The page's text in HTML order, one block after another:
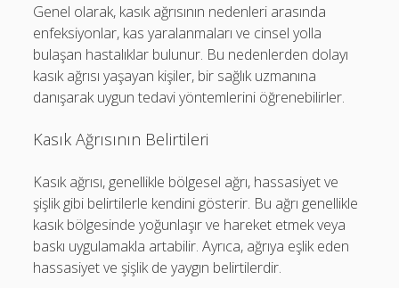
Genel olarak, kasık ağrısının nedenleri arasında
enfeksiyonlar, kas yaralanmaları ve cinsel yolla
bulaşan hastalıklar bulunur. Bu nedenlerden dolayı
kasık ağrısı yaşayan kişiler, bir sağlık uzmanına
danışarak uygun tedavi yöntemlerini öğrenebilirler.
Kasık Ağrısının Belirtileri
Kasık ağrısı, genellikle bölgesel ağrı, hassasiyet ve
şişlik gibi belirtilerle kendini gösterir. Bu ağrı genellikle
kasık bölgesinde yoğunlaşır ve hareket etmek veya
baskı uygulamakla artabilir. Ayrıca, ağrıya eşlik eden
hassasiyet ve şişlik de yaygın belirtilerdir.